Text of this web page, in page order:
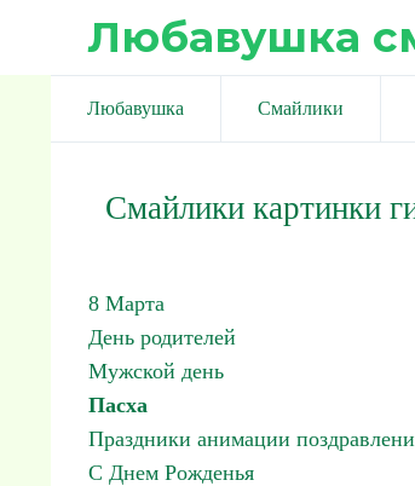
Любавушка
Любавушка Смайлики
Смайлики картинки
8 Марта
День родителей
Мужской день
Пасха
Праздники анимации
С Днем Рожденья